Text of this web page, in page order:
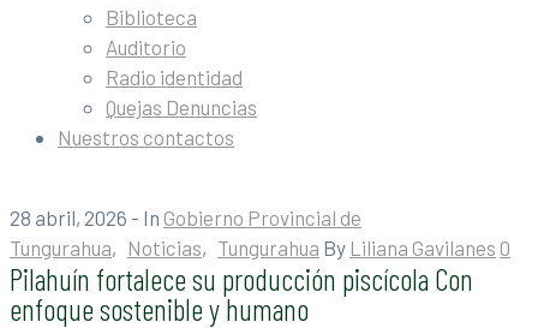
Biblioteca
Auditorio
Radio identidad
Quejas Denuncias
Nuestros contactos
28 abril, 2026 - In Gobierno Provincial de
Tungurahua‚ Noticias‚ Tungurahua By Liliana Gavilanes 0
Pilahuín fortalece su producción piscícola Con
enfoque sostenible y humano